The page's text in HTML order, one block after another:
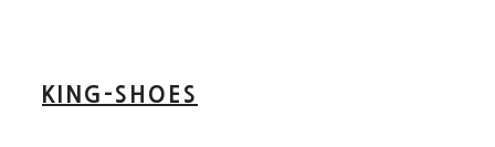
KING-SHOES